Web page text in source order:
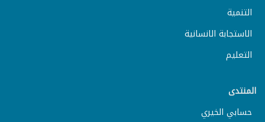
التنمية
الاستجابة الانسانية
التعليم
المنتدى
حسابي الخيري